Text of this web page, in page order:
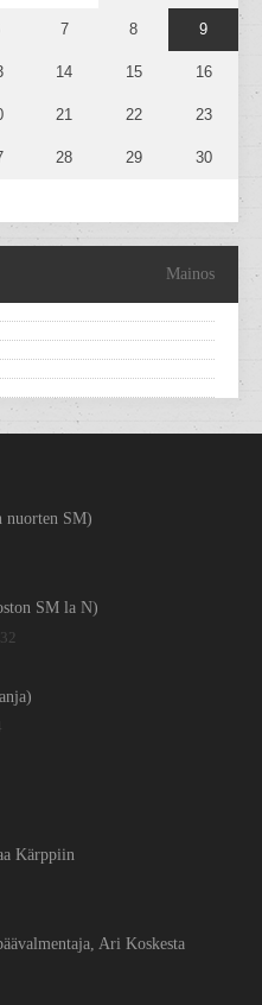
7 8 9
14 15 16
21 22 23
28 29 30
Mainos
nuorten SM)
SM la N)
Kärppiin
Ari Koskesta